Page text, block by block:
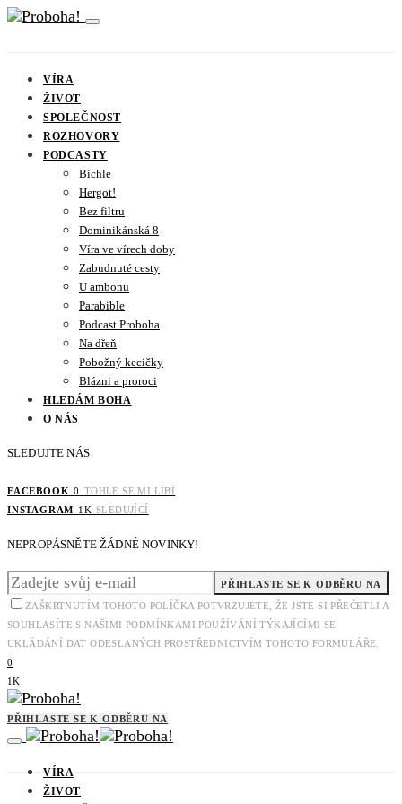
VÍRA
ŽIVOT
SPOLEČNOST
ROZHOVORY
PODCASTY
Bichle
Hergot!
Bez filtru
Dominikánská 8
Víra ve vírech doby
Zabudnuté cesty
U ambonu
Parabible
Podcast Proboha
Na dřeň
Pobožný kecičky
Blázni a proroci
HLEDÁM BOHA
O NÁS
SLEDUJTE NÁS
FACEBOOK 0 TOHLE SE MI LÍBÍ
INSTAGRAM 1K SLEDUJÍCÍ
NEPROPÁSNĚTE ŽÁDNÉ NOVINKY!
PŘIHLASTE SE K ODBĚRU NA
ZAŠKRTNUTÍM TOHOTO POLÍČKA POTVRZUJETE, ŽE JSTE SI PŘEČETLI A
SOUHLASÍTE S NAŠIMI PODMÍNKAMI POUŽÍVÁNÍ TÝKAJÍCÍMI SE
UKLÁDÁNÍ DAT ODESLANÝCH PROSTŘEDNICTVÍM TOHOTO FORMULÁŘE.
0
1K
PŘIHLASTE SE K ODBĚRU NA
VÍRA
ŽIVOT